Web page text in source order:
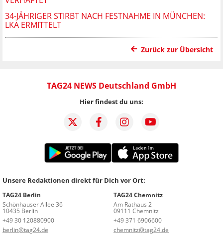
34-JÄHRIGER STIRBT NACH FESTNAHME IN MÜNCHEN:
LKA ERMITTELT
Zurück zur Übersicht
TAG24 NEWS Deutschland GmbH
Hier findest du uns:
Unsere Redaktionen direkt für Dich vor Ort:
TAG24 Berlin
Schönhauser Allee 36
10435 Berlin
+49 30 120880900
berlin@tag24.de
TAG24 Chemnitz
Am Rathaus 2
09111 Chemnitz
+49 371 6906600
chemnitz@tag24.de